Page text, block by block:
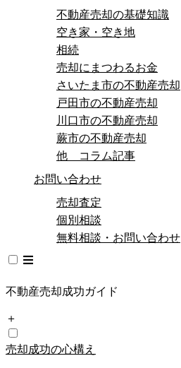
不動産売却の基礎知識
空き家・空き地
相続
売却にまつわるお金
さいたま市の不動産売却
戸田市の不動産売却
川口市の不動産売却
蕨市の不動産売却
他 コラム記事
お問い合わせ
売却査定
個別相談
無料相談・お問い合わせ
不動産売却成功ガイド
＋
売却成功の心構え